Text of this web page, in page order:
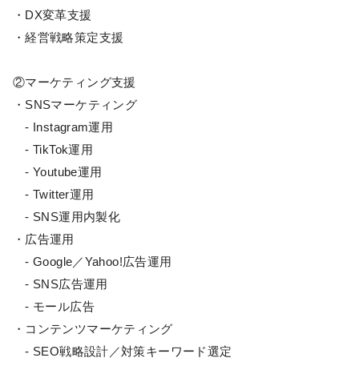
・DX変革支援
・経営戦略策定支援
②マーケティング支援
・SNSマーケティング
- Instagram運用
- TikTok運用
- Youtube運用
- Twitter運用
- SNS運用内製化
・広告運用
- Google／Yahoo!広告運用
- SNS広告運用
- モール広告
・コンテンツマーケティング
- SEO戦略設計／対策キーワード選定